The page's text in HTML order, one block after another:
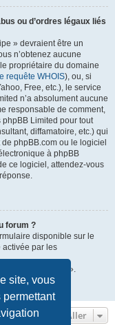
site, vous
permettant
ou d’ordres légaux liés
» devraient être un
n’obtenez aucune
propriétaire du domaine
requête WHOIS), ou, si
Free, etc.), le service
n’a absolument aucune
responsable de comment,
Limited pour tout
diffamatoire, etc.) qui
phpBB.com ou le logiciel
à phpBB
ce logiciel, attendez-vous
forum ?
disponible sur le
activée par les
lien « L’équipe ».
Aller